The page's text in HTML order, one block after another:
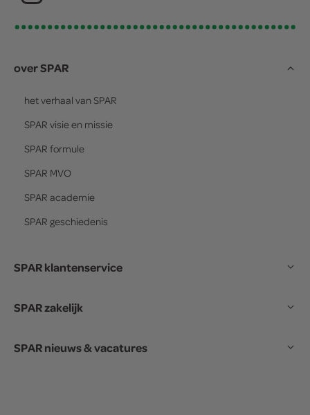
over SPAR
het verhaal van SPAR
SPAR visie en missie
SPAR formule
SPAR MVO
SPAR academie
SPAR geschiedenis
SPAR klantenservice
SPAR zakelijk
SPAR nieuws & vacatures